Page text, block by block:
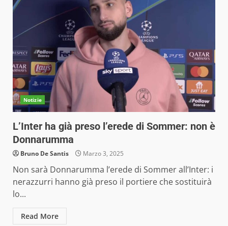
Notizie
L’Inter ha già preso l’erede di Sommer: non è
Donnarumma
Bruno De Santis Marzo 3, 2025
Non sarà Donnarumma l’erede di Sommer all’Inter: i
nerazzurri hanno già preso il portiere che sostituirà
lo...
Read More